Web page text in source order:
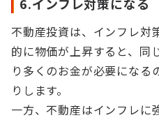
不動産投資は、インフレ対
的に物価が上昇すると、同
り多くのお金が必要になる
りします。
一方、不動産はインフレに